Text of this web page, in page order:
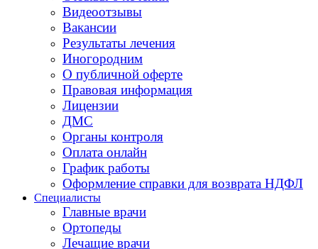
Видеоотзывы
Вакансии
Результаты лечения
Иногородним
О публичной оферте
Правовая информация
Лицензии
ДМС
Органы контроля
Оплата онлайн
График работы
Оформление справки для возврата НДФЛ
Специалисты
Главные врачи
Ортопеды
Лечащие врачи